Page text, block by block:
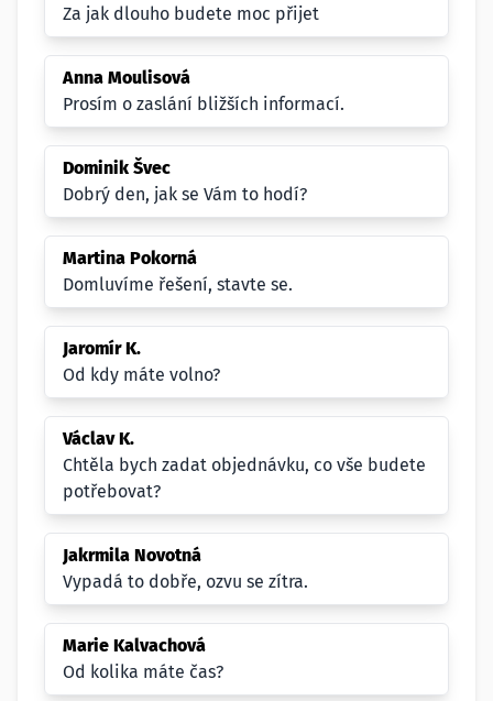
Za jak dlouho budete moc přijet
Anna Moulisová
Prosím o zaslání bližších informací.
Dominik Švec
Dobrý den, jak se Vám to hodí?
Martina Pokorná
Domluvíme řešení, stavte se.
Jaromír K.
Od kdy máte volno?
Václav K.
Chtěla bych zadat objednávku, co vše budete
potřebovat?
Jakrmila Novotná
Vypadá to dobře, ozvu se zítra.
Marie Kalvachová
Od kolika máte čas?